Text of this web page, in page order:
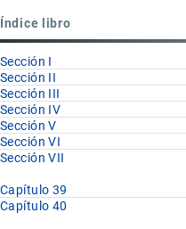
40
Índice libro
Sección I
Sección II
Sección III
Sección IV
Sección V
Sección VI
Sección VII
Capítulo 39
Capítulo 40